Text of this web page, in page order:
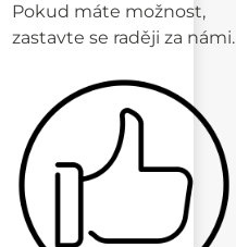
Pokud máte možnost,
zastavte se raději za námi.